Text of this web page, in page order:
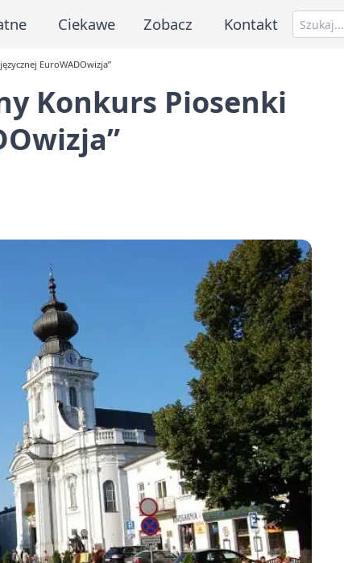
Ciekawe Zobacz Kontakt
EuroWADOwizja”
Konkurs Piosenki